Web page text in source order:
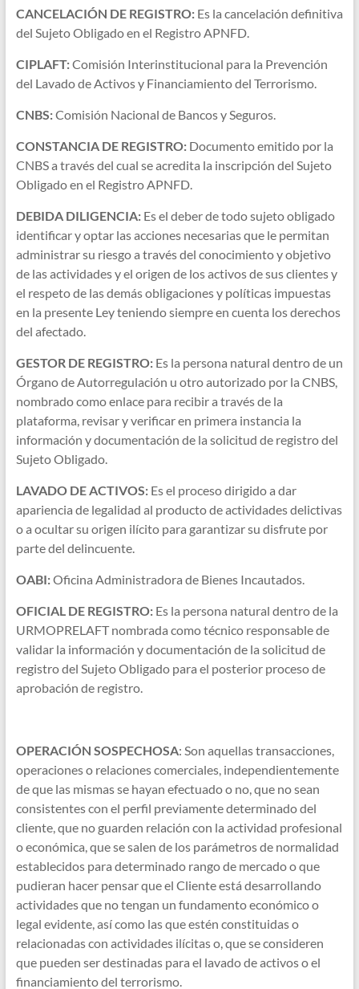
CANCELACIÓN DE REGISTRO:Es la cancelación definitiva
del Sujeto Obligado en el Registro APNFD.
CIPLAFT:Comisión Interinstitucional para la Prevención
del Lavado de Activos y Financiamiento del Terrorismo.
CNBS:Comisión Nacional de Bancos y Seguros.
CONSTANCIA DE REGISTRO:Documento emitido por la
CNBS a través del cual se acredita la inscripción del Sujeto
Obligado en el Registro APNFD.
DEBIDA DILIGENCIA: Es el deber de todo sujeto obligado
identificar y optar las acciones necesarias que le permitan
administrar su riesgo a través del conocimiento y objetivo
de las actividades y el origen de los activos de sus clientes y
el respeto de las demás obligaciones y políticas impuestas
en la presente Ley teniendo siempre en cuenta los derechos
del afectado.
GESTOR DE REGISTRO:Es la persona natural dentro de un
Órgano de Autorregulación u otro autorizado por la CNBS,
nombrado como enlace para recibir a través de la
plataforma, revisar y verificar en primera instancia la
información y documentación de la solicitud de registro del
Sujeto Obligado.
LAVADO DE ACTIVOS:Es el proceso dirigido a dar
apariencia de legalidad al producto de actividades delictivas
o a ocultar su origen ilícito para garantizar su disfrute por
parte del delincuente.
OABI:Oficina Administradora de Bienes Incautados.
OFICIAL DE REGISTRO:Es la persona natural dentro de la
URMOPRELAFT nombrada como técnico responsable de
validar la información y documentación de la solicitud de
registro del Sujeto Obligado para el posterior proceso de
aprobación de registro.
OPERACIÓN SOSPECHOSA: Son aquellas transacciones,
operaciones o relaciones comerciales, independientemente
de que las mismas se hayan efectuado o no, que no sean
consistentes con el perfil previamente determinado del
cliente, que no guarden relación con la actividad profesional
o económica, que se salen de los parámetros de normalidad
establecidos para determinado rango de mercado o que
pudieran hacer pensar que el Cliente está desarrollando
actividades que no tengan un fundamento económico o
legal evidente, así como las que estén constituidas o
relacionadas con actividades ilícitas o, que se consideren
que pueden ser destinadas para el lavado de activos o el
financiamiento del terrorismo.